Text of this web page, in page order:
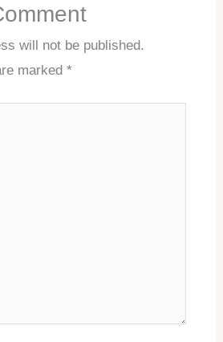
will not be published.
marked *